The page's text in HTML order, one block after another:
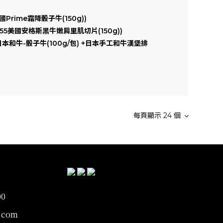
Prime霜降骰子牛(150g))
美國安格斯黑牛嫩肩里肌切片(150g))
和牛-骰子牛(100g/包) +日本手工和牛漢堡排
每頁顯示 24 個